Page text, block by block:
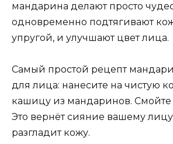
мандарина делают просто
одновременно подтягивают
упругой, и улучшают цвет лица.
Самый простой рецепт
для лица: нанесите на чистую
кашицу из мандаринов. Смойте
Это вернёт сияние вашему
разгладит кожу.